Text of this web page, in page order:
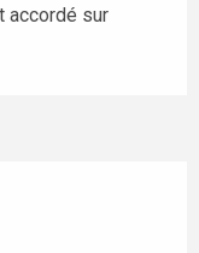
accordé sur